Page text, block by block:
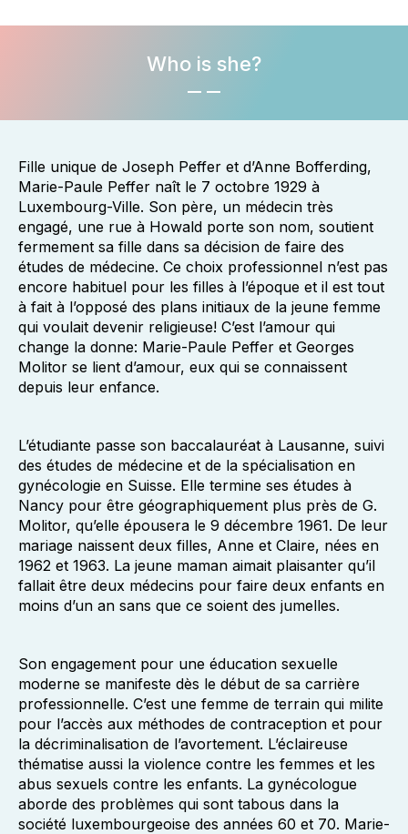
Who is she?
Fille unique de Joseph Peffer et d’Anne Bofferding,
Marie-Paule Peffer naît le 7 octobre 1929 à
Luxembourg-Ville. Son père, un médecin très
engagé, une rue à Howald porte son nom, soutient
fermement sa fille dans sa décision de faire des
études de médecine. Ce choix professionnel n’est pas
encore habituel pour les filles à l’époque et il est tout
à fait à l’opposé des plans initiaux de la jeune femme
qui voulait devenir religieuse! C’est l’amour qui
change la donne: Marie-Paule Peffer et Georges
Molitor se lient d’amour, eux qui se connaissent
depuis leur enfance.
L’étudiante passe son baccalauréat à Lausanne, suivi
des études de médecine et de la spécialisation en
gynécologie en Suisse. Elle termine ses études à
Nancy pour être géographiquement plus près de G.
Molitor, qu’elle épousera le 9 décembre 1961. De leur
mariage naissent deux filles, Anne et Claire, nées en
1962 et 1963. La jeune maman aimait plaisanter qu’il
fallait être deux médecins pour faire deux enfants en
moins d’un an sans que ce soient des jumelles.
Son engagement pour une éducation sexuelle
moderne se manifeste dès le début de sa carrière
professionnelle. C’est une femme de terrain qui milite
pour l’accès aux méthodes de contraception et pour
la décriminalisation de l’avortement. L’éclaireuse
thématise aussi la violence contre les femmes et les
abus sexuels contre les enfants. La gynécologue
aborde des problèmes qui sont tabous dans la
société luxembourgeoise des années 60 et 70. Marie-